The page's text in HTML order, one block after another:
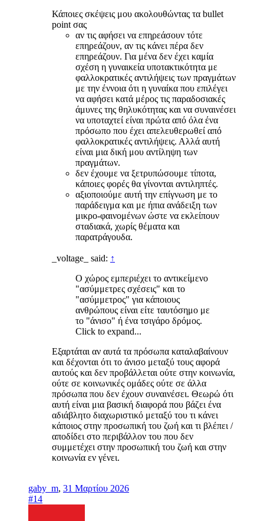
Κάποιες σκέψεις μου ακολουθώντας τα bullet
point σας
αν τις αφήσει να επηρεάσουν τότε
επηρεάζουν, αν τις κάνει πέρα δεν
επηρεάζουν. Για μένα δεν έχει καμία
σχέση η γυναικεία υποτακτικότητα με
φαλλοκρατικές αντιλήψεις των πραγμάτων
με την έννοια ότι η γυναίκα που επιλέγει
να αφήσει κατά μέρος τις παραδοσιακές
άμυνες της θηλυκότητας και να συναινέσει
να υποταχτεί είναι πρώτα από όλα ένα
πρόσωπο που έχει απελευθερωθεί από
φαλλοκρατικές αντιλήψεις. Αλλά αυτή
είναι μια δική μου αντίληψη των
πραγμάτων.
δεν έχουμε να ξετρυπώσουμε τίποτα,
κάποιες φορές θα γίνονται αντιληπτές.
αξιοποιούμε αυτή την επίγνωση με το
παράδειγμα και με ήπια ανάδειξη των
μικρο-φαινομένων ώστε να εκλείπουν
σταδιακά, χωρίς θέματα και
παρατράγουδα.
_voltage_ said: ↑
Ο χώρος εμπεριέχει το αντικείμενο
"ασύμμετρες σχέσεις" και το
"ασύμμετρος" για κάποιους
ανθρώπους είναι είτε ταυτόσημο με
το "άνισο" ή ένα τσιγάρο δρόμος.
Click to expand...
Εξαρτάται αν αυτά τα πρόσωπα καταλαβαίνουν
και δέχονται ότι το άνισο μεταξύ τους αφορά
αυτούς και δεν προβάλλεται ούτε στην κοινωνία,
ούτε σε κοινωνικές ομάδες ούτε σε άλλα
πρόσωπα που δεν έχουν συναινέσει. Θεωρώ ότι
αυτή είναι μια βασική διαφορά που βάζει ένα
αδιάβλητο διαχωριστικό μεταξύ του τι κάνει
κάποιος στην προσωπική του ζωή και τι βλέπει /
αποδίδει στο περιβάλλον του που δεν
συμμετέχει στην προσωπική του ζωή και στην
κοινωνία εν γένει.
gaby_m, 31 Μαρτίου 2026
#14